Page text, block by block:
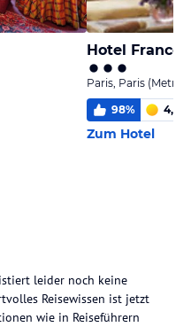
Hotel France
Paris, Paris
98% 4,3
Zum Hotel
leider noch keine
Reisewissen ist jetzt
wie in Reiseführern